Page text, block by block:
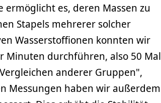
es, deren Massen zu
Stapels mehrerer solcher
Wasserstoffionen konnten wir
Minuten durchführen, also 50 Mal
anderer Gruppen",
Messungen haben wir außerdem